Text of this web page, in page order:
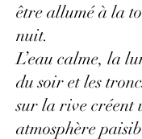
être allumé à la
nuit.
L’eau calme, la
du soir et les
sur la rive créent
atmosphère